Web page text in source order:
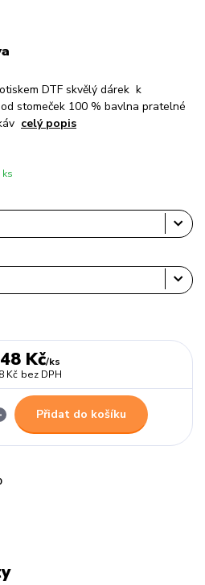
DTF skvělý dárek k
stomeček 100 % bavlna pratelné
celý popis
Kč/ks
Kč bez DPH
Přidat do košíku